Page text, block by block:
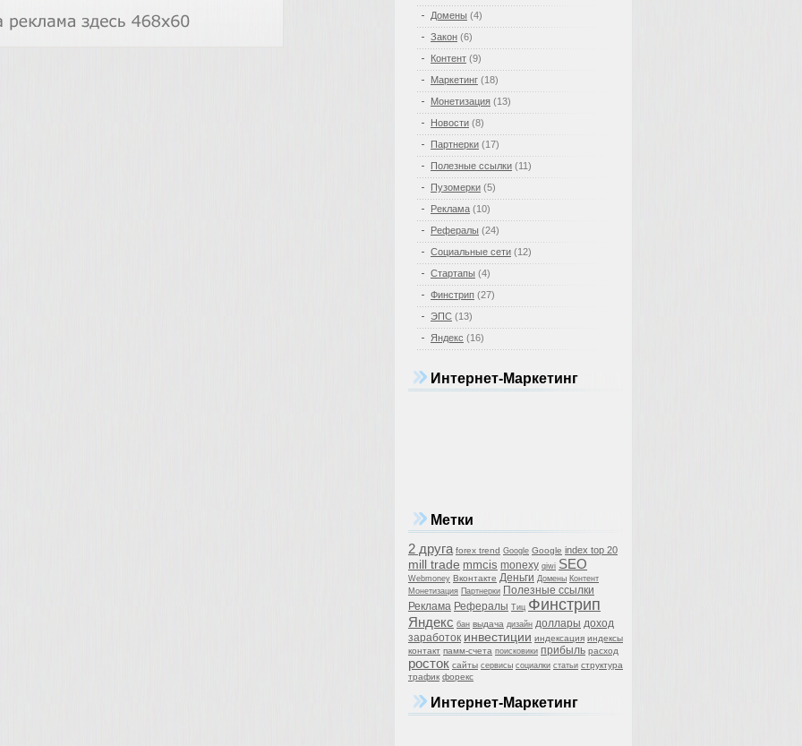
Домены (4)
Закон (6)
Контент (9)
Маркетинг (18)
Монетизация (13)
Новости (8)
Партнерки (17)
Полезные ссылки (11)
Пузомерки (5)
Реклама (10)
Рефералы (24)
Социальные сети (12)
Стартапы (4)
Финстрип (27)
ЭПС (13)
Яндекс (16)
Интернет-Маркетинг
Метки
2 друга forex trend Google Google index top 20
mill trade mmcis monexy qiwi SEO
Webmoney Вконтакте Деньги Домены Контент
Монетизация Партнерки Полезные ссылки
Реклама Рефералы Тиц Финстрип
Яндекс бан выдача дизайн доллары доход
заработок инвестиции индексация индексы
контакт памм-счета поисковики прибыль расход
росток сайты сервисы социалки статьи структура
трафик форекс
Интернет-Маркетинг